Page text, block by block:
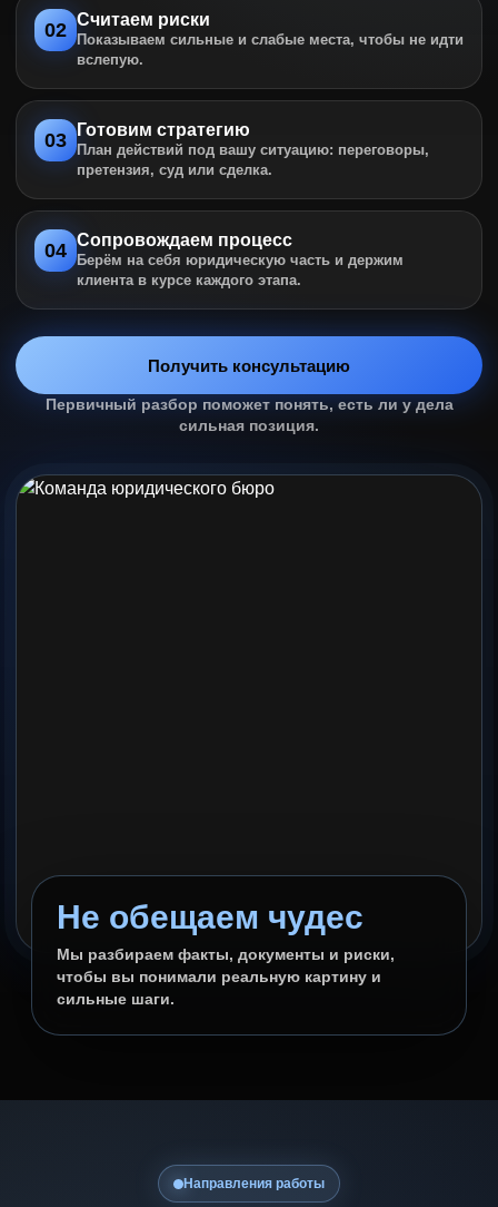
Не обещаем чудес
Мы разбираем факты, документы и риски,
чтобы вы понимали реальную картину и
сильные шаги.
02 Считаем риски
Показываем сильные и слабые места, чтобы не идти
вслепую.
03 Готовим стратегию
План действий под вашу ситуацию: переговоры,
претензия, суд или сделка.
04 Сопровождаем процесс
Берём на себя юридическую часть и держим
клиента в курсе каждого этапа.
Получить консультацию
Первичный разбор поможет понять, есть ли у дела
сильная позиция.
Направления работы